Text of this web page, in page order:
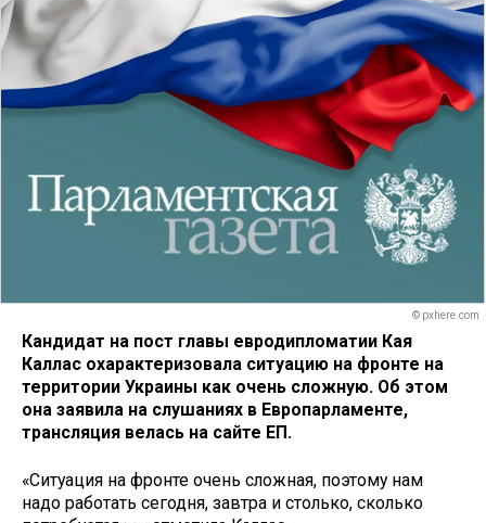
© pxhere.com
Кандидат на пост главы евродипломатии Кая
Каллас охарактеризовала ситуацию на фронте на
территории Украины как очень сложную. Об этом
она заявила на слушаниях в Европарламенте,
трансляция велась на сайте ЕП.
«Ситуация на фронте очень сложная, поэтому нам
надо работать сегодня, завтра и столько, сколько